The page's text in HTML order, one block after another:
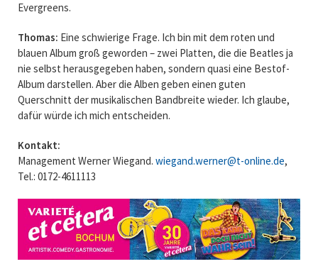
Evergreens.
Thomas: Eine schwierige Frage. Ich bin mit dem roten und
blauen Album groß geworden – zwei Platten, die die Beatles ja
nie selbst herausgegeben haben, sondern quasi eine Bestof-
Album darstellen. Aber die Alben geben einen guten
Querschnitt der musikalischen Bandbreite wieder. Ich glaube,
dafür würde ich mich entscheiden.
Kontakt:
Management Werner Wiegand. wiegand.werner@t-online.de,
Tel.: 0172-4611113